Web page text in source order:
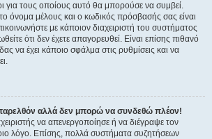
για τους οποίους αυτό θα μπορούσε να συμβεί.
όνομα μέλους και ο κωδικός πρόσβασής σας είναι
με κάποιον διαχειριστή του συστήματος
ότι δεν έχετε απαγορευθεί. Είναι επίσης πιθανό
να έχει κάποιο σφάλμα στις ρυθμίσεις και να
αλλά δεν μπορώ να συνδεθώ πλέον!
να απενεργοποίησε ή να διέγραψε τον
λόγο. Επίσης, πολλά συστήματα συζητήσεων